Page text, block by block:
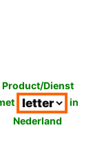
Product/Dienst
in
Nederland